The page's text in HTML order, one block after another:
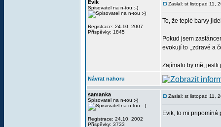
Evik
Spisovatel na n-tou :-)
Registrace: 24.10. 2007
Příspěvky: 1845
Zaslal: st listopad 11,
To, že teplé barvy
Pokud jsem
evokují to ,,zdravé a
Zajímalo by mě, jestli
Návrat nahoru
samanka
Spisovatel na n-tou :-)
Registrace: 24.10. 2002
Příspěvky: 3733
Zaslal: st listopad 11,
Evik, to mi